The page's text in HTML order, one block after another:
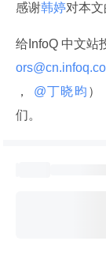
感谢韩婷对本文
给InfoQ 中文站
，
@丁晓昀 ）
们。